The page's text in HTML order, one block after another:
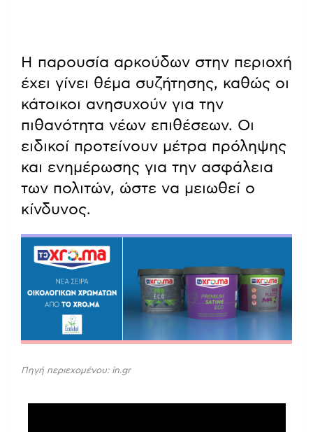
Η παρουσία αρκούδων στην περιοχή
έχει γίνει θέμα συζήτησης, καθώς οι
κάτοικοι ανησυχούν για την
πιθανότητα νέων επιθέσεων. Οι
ειδικοί προτείνουν μέτρα πρόληψης
και ενημέρωσης για την ασφάλεια
των πολιτών, ώστε να μειωθεί ο
κίνδυνος.
Πηγή περιεχομένου: in.gr